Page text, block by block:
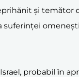
și temător
probabil în